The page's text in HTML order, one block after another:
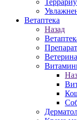
Ветаптека
Назад